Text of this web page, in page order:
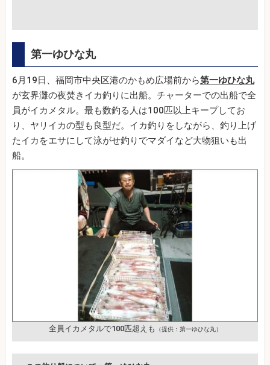
第一ゆひな丸
6月19日、福岡市中央区港のかもめ広場前から第一ゆひな丸
が玄界灘の夜焚きイカ釣りに出船。チャーターでの出船で全
員がイカメタル。最も数釣る人は100匹以上キープしてお
り、ヤリイカの型も良型だ。イカ釣りをしながら、釣り上げ
たイカをエサにして泳がせ釣りでマダイなど大物狙いも出
船。
全員イカメタルで100匹超えも （提供：第一ゆひな丸）